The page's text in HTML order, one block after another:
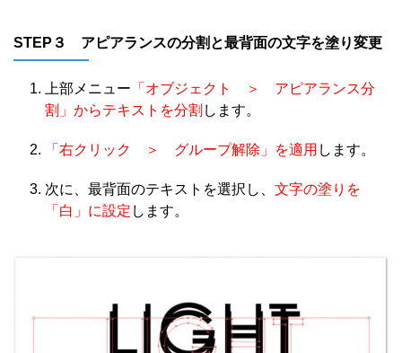
STEP３ アピアランスの分割と最背面の文字を塗り変更
上部メニュー 「オブジェクト ＞ アピアランス分
割」からテキストを分割 します。
「右クリック ＞ グループ解除」を適用 します。
次に、最背面のテキストを選択し、 文字の塗りを
「白」に設定 します。